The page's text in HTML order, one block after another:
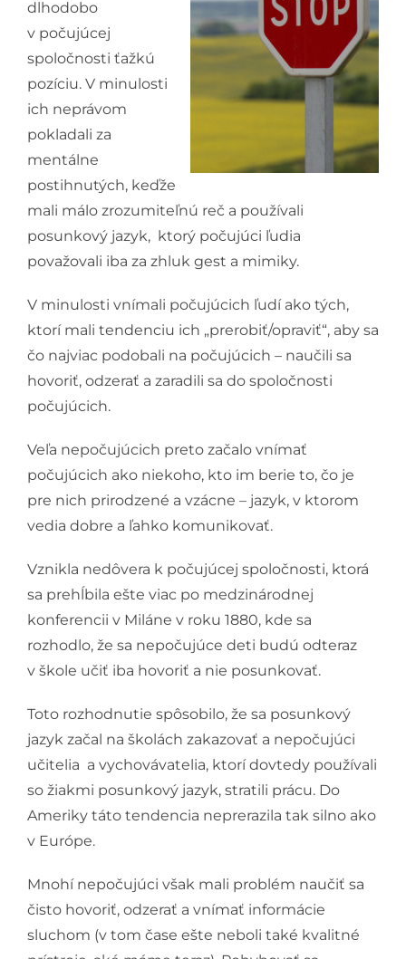
dlhodobo
v počujúcej
spoločnosti ťažkú
pozíciu. V minulosti
ich neprávom
pokladali za
mentálne
postihnutých, keďže
mali málo zrozumiteľnú reč a používali
posunkový jazyk, ktorý počujúci ľudia
považovali iba za zhluk gest a mimiky.
V minulosti vnímali počujúcich ľudí ako tých,
ktorí mali tendenciu ich „prerobiť/opraviť“, aby sa
čo najviac podobali na počujúcich – naučili sa
hovoriť, odzerať a zaradili sa do spoločnosti
počujúcich.
Veľa nepočujúcich preto začalo vnímať
počujúcich ako niekoho, kto im berie to, čo je
pre nich prirodzené a vzácne – jazyk, v ktorom
vedia dobre a ľahko komunikovať.
Vznikla nedôvera k počujúcej spoločnosti, ktorá
sa prehĺbila ešte viac po medzinárodnej
konferencii v Miláne v roku 1880, kde sa
rozhodlo, že sa nepočujúce deti budú odteraz
v škole učiť iba hovoriť a nie posunkovať.
Toto rozhodnutie spôsobilo, že sa posunkový
jazyk začal na školách zakazovať a nepočujúci
učitelia a vychovávatelia, ktorí dovtedy používali
so žiakmi posunkový jazyk, stratili prácu. Do
Ameriky táto tendencia neprerazila tak silno ako
v Európe.
Mnohí nepočujúci však mali problém naučiť sa
čisto hovoriť, odzerať a vnímať informácie
sluchom (v tom čase ešte neboli také kvalitné